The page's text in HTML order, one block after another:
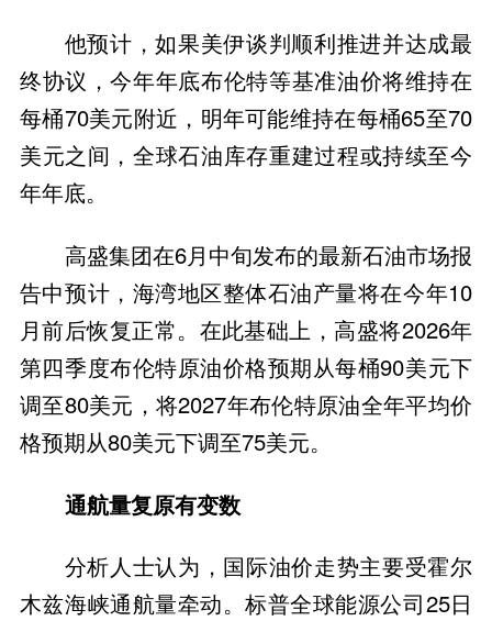
他预计，如果美伊谈判顺利推进并达成最
终协议，今年年底布伦特等基准油价将维持在
每桶70美元附近，明年可能维持在每桶65至70
美元之间，全球石油库存重建过程或持续至今
年年底。
高盛集团在6月中旬发布的最新石油市场报
告中预计，海湾地区整体石油产量将在今年10
月前后恢复正常。在此基础上，高盛将2026年
第四季度布伦特原油价格预期从每桶90美元下
调至80美元，将2027年布伦特原油全年平均价
格预期从80美元下调至75美元。
通航量复原有变数
分析人士认为，国际油价走势主要受霍尔
木兹海峡通航量牵动。标普全球能源公司25日